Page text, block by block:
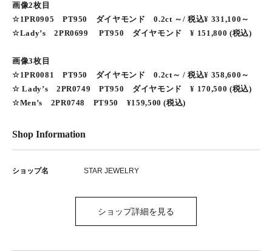
画像2枚目
☆1PR0905 PT950 ダイヤモンド 0.2ct ～/ 税込¥ 331,100～
☆Lady’s 2PR0699 PT950 ダイヤモンド ¥ 151,800 (税込)
画像3枚目
☆1PR0081 PT950 ダイヤモンド 0.2ct～ / 税込¥ 358,600～
☆ Lady’s 2PR0749 PT950 ダイヤモンド ¥ 170,500 (税込)
☆Men’s 2PR0748 PT950 ¥159,500 (税込)
Shop Information
ショップ名 STAR JEWELRY
ショップ詳細を見る